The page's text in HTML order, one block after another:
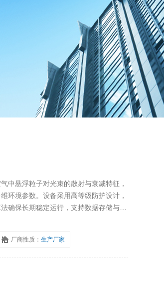
中悬浮粒子对光束的散射与衰减特征，
环境参数。设备采用高等级防护设计，
确保长期稳定运行，支持数据存储与远
厂商性质：生产厂家